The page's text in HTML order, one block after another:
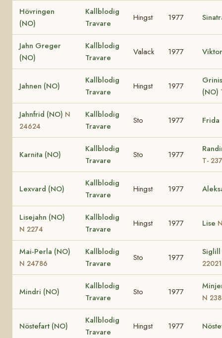
Hövringen
(NO)
Kallblodig
Travare
Hingst 1977
Jahn Greger
(NO)
Kallblodig
Travare
Valack 1977
Jahnen (NO)
Kallblodig
Travare
Hingst 1977
(NO)
Jahnfrid (NO) N
24624
Kallblodig
Travare
Sto 1977 Frida
Karnita (NO)
Kallblodig
Travare
Sto 1977
T-
Lexvard (NO)
Kallblodig
Travare
Hingst 1977
Lisejahn (NO)
N 2274
Kallblodig
Travare
Hingst 1977 Lise
Mai-Perla (NO)
N 24786
Kallblodig
Travare
Sto 1977
22021
Mindri (NO)
Kallblodig
Travare
Sto 1977
N
Nöstefart (NO)
Kallblodig
Travare
Hingst 1977